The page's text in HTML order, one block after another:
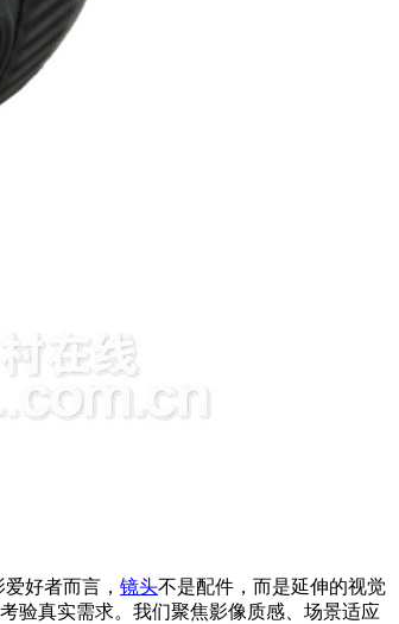
好者而言， 镜头不是配件，而是延伸的视觉
验真实需求。我们聚焦影像质感、场景适应